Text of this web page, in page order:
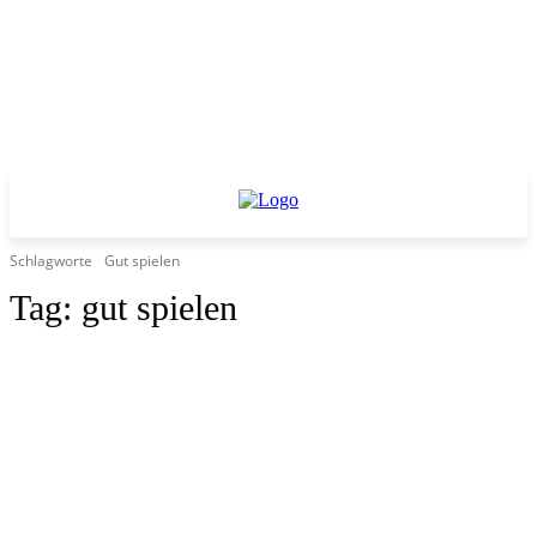
Schlagworte Gut spielen
Tag: gut spielen